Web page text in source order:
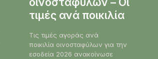
τιμές ανά ποικιλία
Τις τιμές αγοράς ανά
ποικιλία οινοσταφύλων για την
εσοδεία 2026 ανακοίνωσε